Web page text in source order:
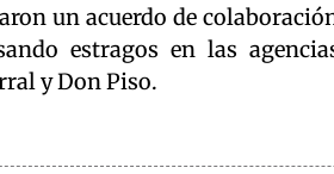
un acuerdo de
estragos en las
y Don Piso.